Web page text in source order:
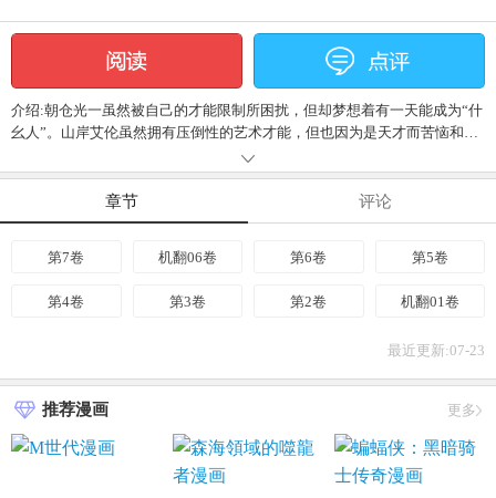
介绍:朝仓光一虽然被自己的才能限制所困扰，但却梦想着有一天能成为“什
幺人”。山岸艾伦虽然拥有压倒性的艺术才能，但也因为是天才而苦恼和孤
独。高中时代命中注定的相遇的两人，不久就成为了广告代理店的设计
师，和以纽约为活动据点的画家，走上了各自的道路。……...
章节 评论
第7卷 机翻06卷 第6卷 第5卷
第4卷 第3卷 第2卷 机翻01卷
最近更新:07-23
推荐漫画 更多